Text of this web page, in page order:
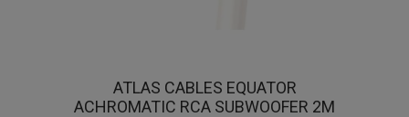
ATLAS CABLES EQUATOR
ACHROMATIC RCA SUBWOOFER 2M